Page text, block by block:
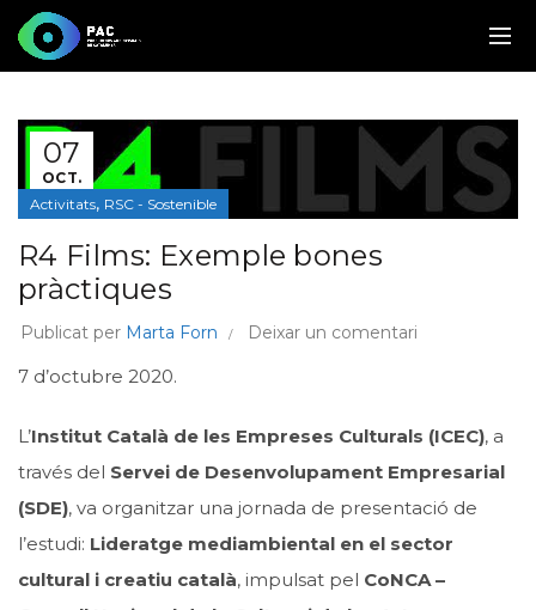
07
OCT.
Activitats, RSC - Sostenible
R4 Films: Exemple bones
pràctiques
Publicat per Marta Forn Deixar un comentari
7 d’octubre 2020.
L’Institut Català de les Empreses Culturals (ICEC), a
través del Servei de Desenvolupament Empresarial
(SDE), va organitzar una jornada de presentació de
l’estudi: Lideratge mediambiental en el sector
cultural i creatiu català, impulsat pel CoNCA –